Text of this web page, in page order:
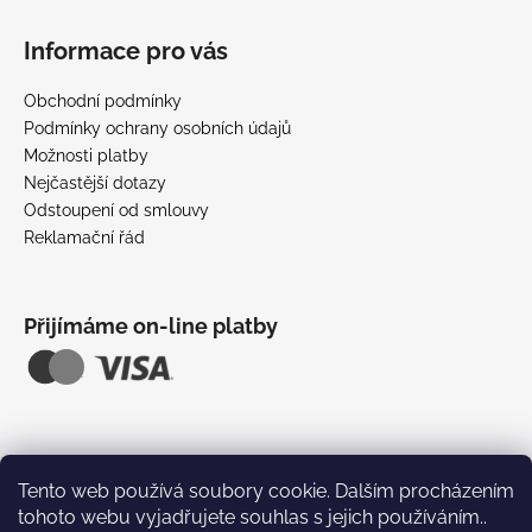
Tento web používá soubory cookie. Dalším procházením
tohoto webu vyjadřujete souhlas s jejich používáním..
Informace pro vás
Obchodní podmínky
Podmínky ochrany osobních údajů
Možnosti platby
Nejčastější dotazy
Odstoupení od smlouvy
Reklamační řád
Přijímáme on-line platby